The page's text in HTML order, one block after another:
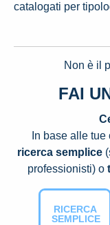
catalogati per
Non è il
FAI
In base alle
ricerca semplice
professionisti) o
RICERCA
SEMPLICE